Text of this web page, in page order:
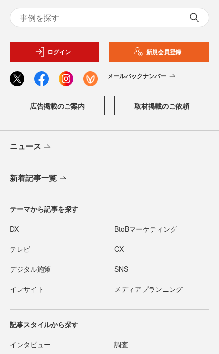
ログイン 新規会員登録
メールバックナンバー
広告掲載のご案内 取材掲載のご依頼
ニュース
新着記事一覧
テーマから記事を探す
DX BtoBマーケティング
テレビ CX
デジタル施策 SNS
インサイト メディアプランニング
記事スタイルから探す
インタビュー 調査